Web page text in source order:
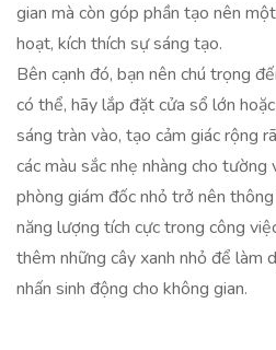
gian mà còn góp phần tạo nên
hoạt, kích thích sự sáng tạo.
Bên cạnh đó, bạn nên chú trọng
có thể, hãy lắp đặt cửa sổ lớn
sáng tràn vào, tạo cảm giác rộng
các màu sắc nhẹ nhàng cho
phòng giám đốc nhỏ trở nên
năng lượng tích cực trong công
thêm những cây xanh nhỏ để làm
nhấn sinh động cho không gian.